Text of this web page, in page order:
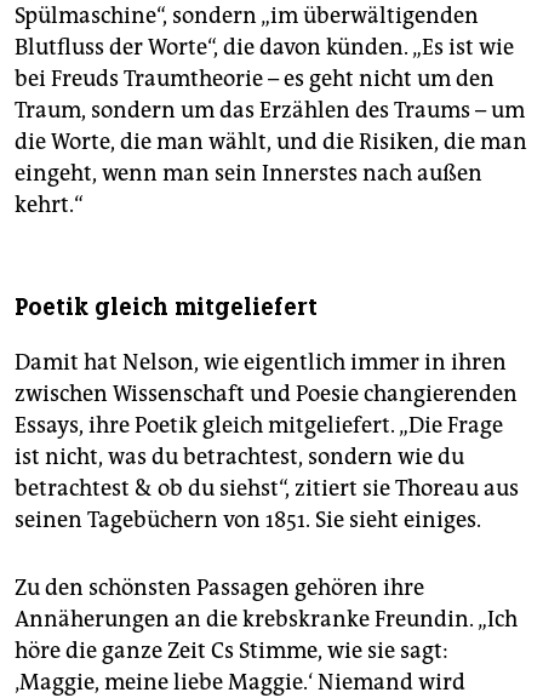
Spülmaschine“, sondern „im überwältigenden
Blutfluss der Worte“, die davon künden. „Es ist wie
bei Freuds Traumtheorie – es geht nicht um den
Traum, sondern um das Erzählen des Traums – um
die Worte, die man wählt, und die Risiken, die man
eingeht, wenn man sein Innerstes nach außen
kehrt.“
Poetik gleich mitgeliefert
Damit hat Nelson, wie eigentlich immer in ihren
zwischen Wissenschaft und Poesie changierenden
Essays, ihre Poetik gleich mitgeliefert. „Die Frage
ist nicht, was du betrachtest, sondern wie du
betrachtest & ob du siehst“, zitiert sie Thoreau aus
seinen Tagebüchern von 1851. Sie sieht einiges.
Zu den schönsten Passagen gehören ihre
Annäherungen an die krebskranke Freundin. „Ich
höre die ganze Zeit Cs Stimme, wie sie sagt:
‚Maggie, meine liebe Maggie.‘ Niemand wird